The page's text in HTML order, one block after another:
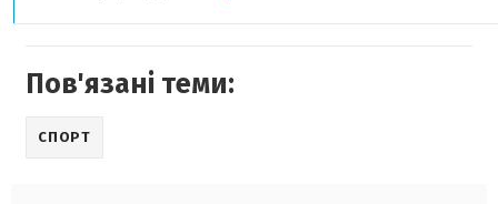
Пов'язані теми:
СПОРТ